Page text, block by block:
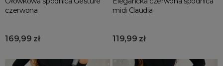
czerwona
169,99 zł
midi Claudia
119,99 zł